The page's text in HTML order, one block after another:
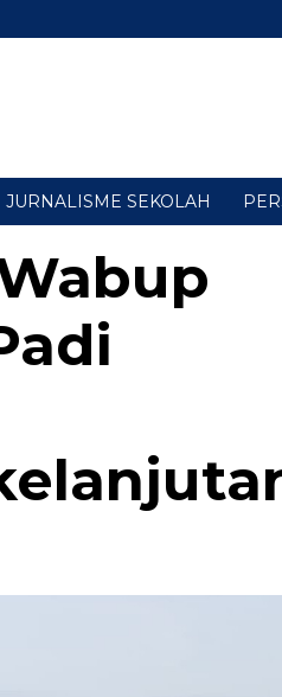
JURNALISME SEKOLAH